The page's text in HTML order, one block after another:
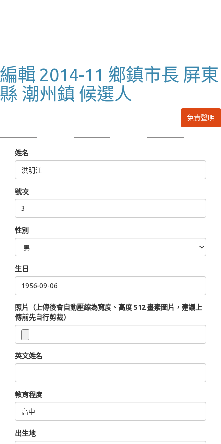
編輯 2014-11 鄉鎮市長 屏東
縣 潮州鎮 候選人
免責聲明
姓名
號次
性別
生日
照片（上傳後會自動壓縮為寬度、高度 512 畫素圖片，建議上
傳前先自行剪裁）
英文姓名
教育程度
出生地